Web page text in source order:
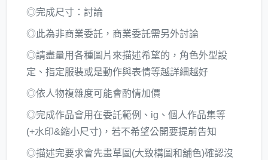
◎完成尺寸：討論
◎此為非商業委託，商業委託需另外討論
◎請盡量用各種圖片來描述希望的，角色外型設
定、指定服裝或是動作與表情等越詳細越好
◎依人物複雜度可能會酌情加價
◎完成作品會用在委託範例、ig、個人作品集等
(+水印&縮小尺寸)，若不希望公開要提前告知
◎描述完要求會先畫草圖(大致構圖和舖色)確認沒